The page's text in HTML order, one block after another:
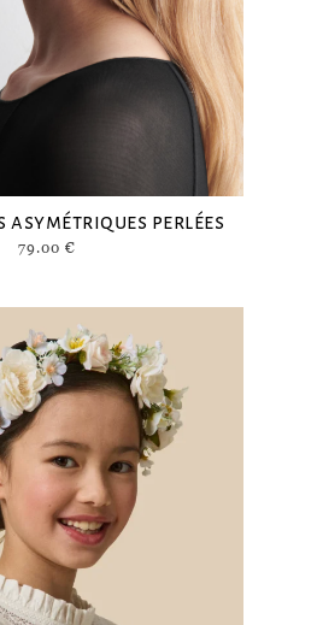
asymétriques perlées
79.00 €